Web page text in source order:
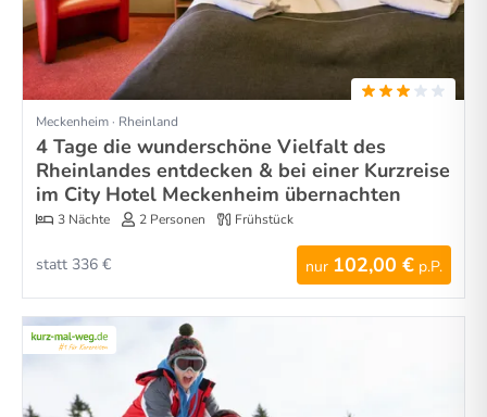
Meckenheim · Rheinland
4 Tage die wunderschöne Vielfalt des
Rheinlandes entdecken & bei einer Kurzreise
im City Hotel Meckenheim übernachten
3 Nächte 2 Personen Frühstück
nur 102,00 € p.P.
statt 336 €